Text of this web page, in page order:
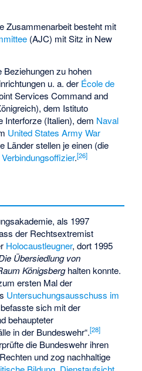
Zusammenarbeit besteht mit
(AJC) mit Sitz in New
Beziehungen zu hohen
u. a. der École de
Services Command and
dem Istituto
Interforze (Italien), dem Naval
United States Army War
Länder stellen je einen (die
Verbindungsoffizier.[26]
als 1997
der Rechtsextremist
Holocaustleugner, dort 1995
Übersiedlung von
Königsberghalten konnte.
ersten Mal der
Untersuchungsausschuss im
sich mit der
behaupteter
in der Bundeswehr“.[28]
die Bundeswehr ihren
und zog nachhaltige